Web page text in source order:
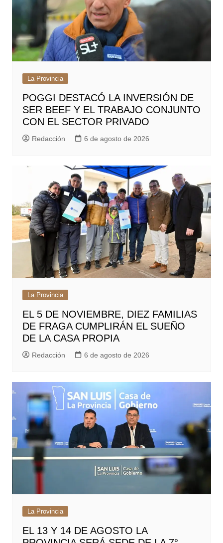
La Provincia
POGGI DESTACÓ LA INVERSIÓN DE
SER BEEF Y EL TRABAJO CONJUNTO
CON EL SECTOR PRIVADO
Redacción 6 de agosto de 2026
La Provincia
EL 5 DE NOVIEMBRE, DIEZ FAMILIAS
DE FRAGA CUMPLIRÁN EL SUEÑO
DE LA CASA PROPIA
Redacción 6 de agosto de 2026
La Provincia
EL 13 Y 14 DE AGOSTO LA